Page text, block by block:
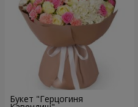
Букет "Герцогиня